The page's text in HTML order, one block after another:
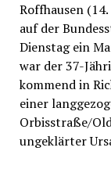
Roffhausen
auf der
Dienstag ein
war der 37-
kommend in
einer
Orbisstraße/
ungeklärter